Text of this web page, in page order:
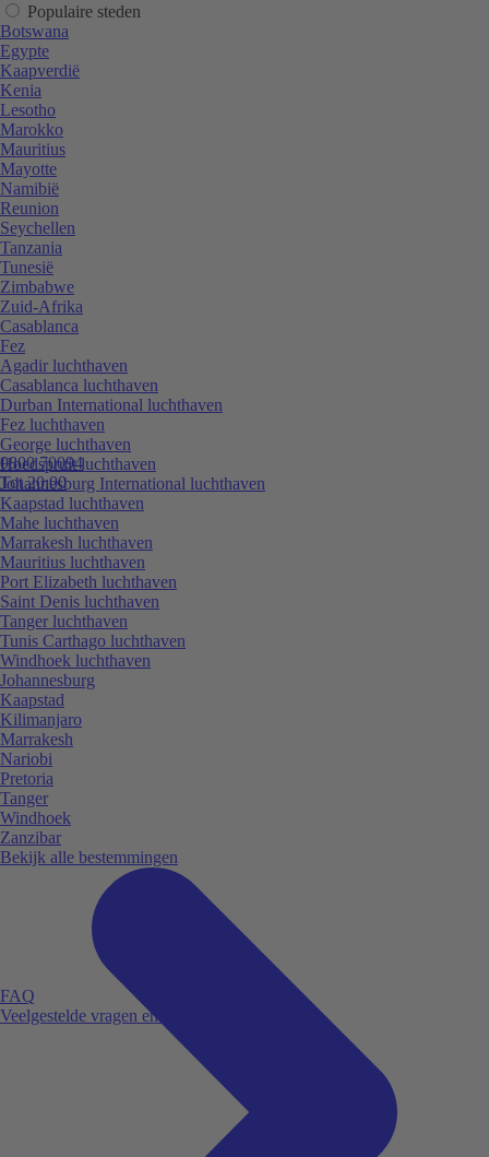
0800 70094
Tot 20:00
FAQ
Veelgestelde vragen en antwoorden.
Populaire steden
Botswana
Egypte
Kaapverdië
Kenia
Lesotho
Marokko
Mauritius
Mayotte
Namibië
Reunion
Seychellen
Tanzania
Tunesië
Zimbabwe
Zuid-Afrika
Casablanca
Fez
Agadir luchthaven
Casablanca luchthaven
Durban International luchthaven
Fez luchthaven
George luchthaven
Hoedspruit luchthaven
Johannesburg International luchthaven
Kaapstad luchthaven
Mahe luchthaven
Marrakesh luchthaven
Mauritius luchthaven
Port Elizabeth luchthaven
Saint Denis luchthaven
Tanger luchthaven
Tunis Carthago luchthaven
Windhoek luchthaven
Johannesburg
Kaapstad
Kilimanjaro
Marrakesh
Nariobi
Pretoria
Tanger
Windhoek
Zanzibar
Bekijk alle bestemmingen